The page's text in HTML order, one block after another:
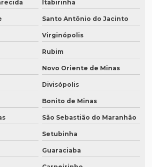
português
a tradução simultânea
tradução simples para tradução
Itabirinha
Santo Antônio do Jacinto
Virginópolis
Rubim
Novo Oriente de Minas
Divisópolis
Bonito de Minas
São Sebastião do Maranhão
Setubinha
Guaraciaba